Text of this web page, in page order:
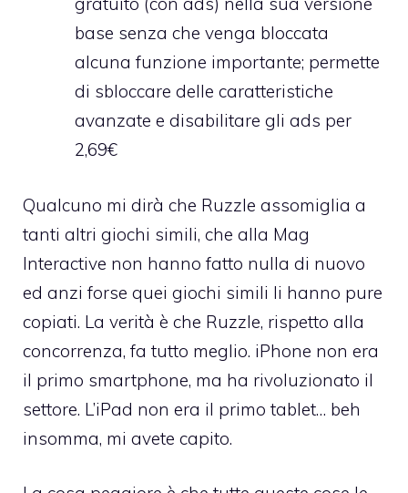
base senza che venga bloccata
alcuna funzione importante; permette
di sbloccare delle caratteristiche
avanzate e disabilitare gli ads per
2,69€
Qualcuno mi dirà che Ruzzle assomiglia a
tanti altri giochi simili, che alla Mag
Interactive non hanno fatto nulla di nuovo
ed anzi forse quei giochi simili li hanno pure
copiati. La verità è che Ruzzle, rispetto alla
concorrenza, fa tutto meglio. iPhone non era
il primo smartphone, ma ha rivoluzionato il
settore. L’iPad non era il primo tablet… beh
insomma, mi avete capito.